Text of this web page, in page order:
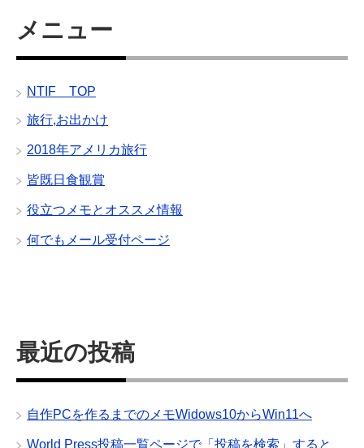
メニュー
NTIF TOP
旅行,お出かけ
2018年アメリカ旅行
皆既日食観賞
役立つメモとオススメ情報
何でもメール受付ページ
最近の投稿
自作PCを作るまでのメモWidows10からWin11へ
World Press投稿一覧ページで「投稿を検索」すると